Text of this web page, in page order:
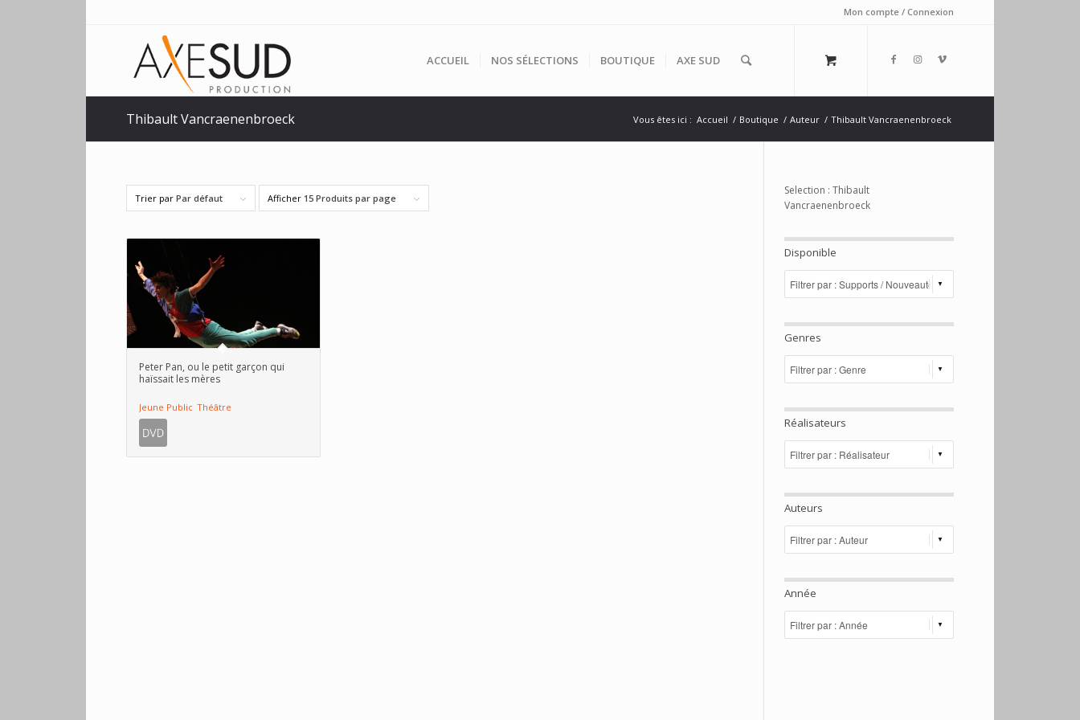
Mon compte / Connexion
ACCUEIL NOS SÉLECTIONS BOUTIQUE AXE SUD
Thibault Vancraenenbroeck Vous êtes ici : Accueil / Boutique / Auteur / Thibault Vancraenenbroeck
Trier par Par défaut Afficher 15 Produits par page
Peter Pan, ou le petit garçon qui
haïssait les mères
Jeune Public Théâtre
Selection : Thibault
Vancraenenbroeck
Disponible
Genres
Réalisateurs
Auteurs
Année